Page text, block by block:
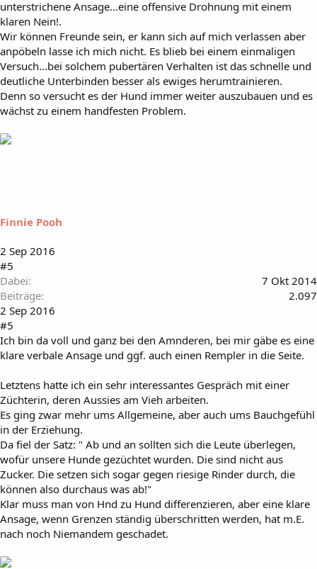
unterstrichene Ansage...eine offensive Drohnung mit einem
klaren Nein!.
Wir können Freunde sein, er kann sich auf mich verlassen aber
anpöbeln lasse ich mich nicht. Es blieb bei einem einmaligen
Versuch...bei solchem pubertären Verhalten ist das schnelle und
deutliche Unterbinden besser als ewiges herumtrainieren.
Denn so versucht es der Hund immer weiter auszubauen und es
wächst zu einem handfesten Problem.
Finnie Pooh
2 Sep 2016
#5
Dabei
7 Okt 2014
Beiträge
2.097
2 Sep 2016
#5
Ich bin da voll und ganz bei den Amnderen, bei mir gäbe es eine
klare verbale Ansage und ggf. auch einen Rempler in die Seite.
Letztens hatte ich ein sehr interessantes Gespräch mit einer
Züchterin, deren Aussies am Vieh arbeiten.
Es ging zwar mehr ums Allgemeine, aber auch ums Bauchgefühl
in der Erziehung.
Da fiel der Satz: " Ab und an sollten sich die Leute überlegen,
wofür unsere Hunde gezüchtet wurden. Die sind nicht aus
Zucker. Die setzen sich sogar gegen riesige Rinder durch, die
können also durchaus was ab!"
Klar muss man von Hnd zu Hund differenzieren, aber eine klare
Ansage, wenn Grenzen ständig überschritten werden, hat m.E.
nach noch Niemandem geschadet.